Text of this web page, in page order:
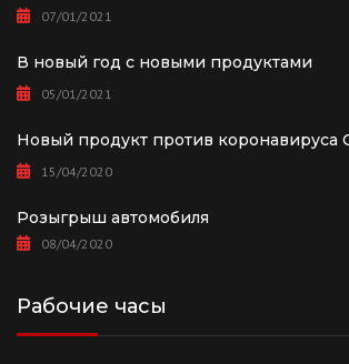
07/01/2021
В новый год с новыми продуктами
05/01/2021
Новый продукт против коронавируса
15/04/2020
Розыгрыш автомобиля
08/04/2020
Рабочие часы